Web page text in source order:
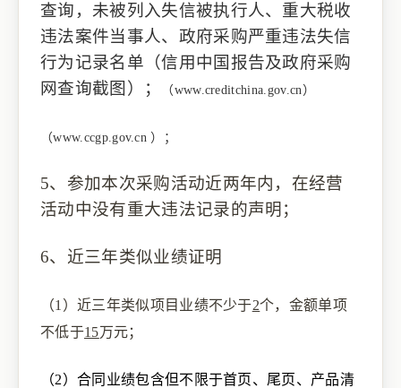
查询 ， 未被列入失信被执行人、重大税收
违法案件当事人、政府采购严重违法失信
行为记录名单 （信用中国报告及政府采购
网查询截图 ）； （www.creditchina.gov.cn）
（www.ccgp.gov.cn ） ；
5、 参加本次采购活动近两年内，在经营
活动中没有重大违法记录的声明 ；
6、 近三年类似业绩证明
（1） 近三年类似项目业绩不少于2个， 金额单项
不低于15万元；
（2） 合同业绩包含但不限于首页、尾页、产品清